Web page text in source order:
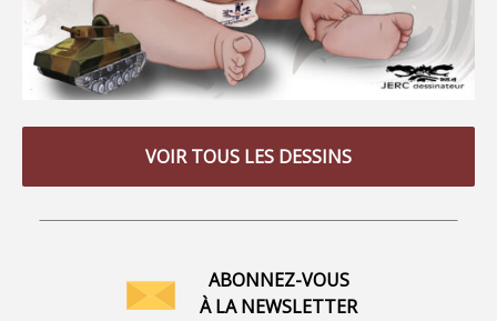
VOIR TOUS LES DESSINS
ABONNEZ-VOUS
À LA NEWSLETTER